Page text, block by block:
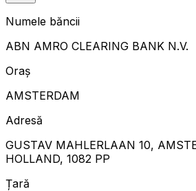
Numele băncii
ABN AMRO CLEARING BANK N.V.
Oraș
AMSTERDAM
Adresă
GUSTAV MAHLERLAAN 10,
HOLLAND, 1082 PP
Țară